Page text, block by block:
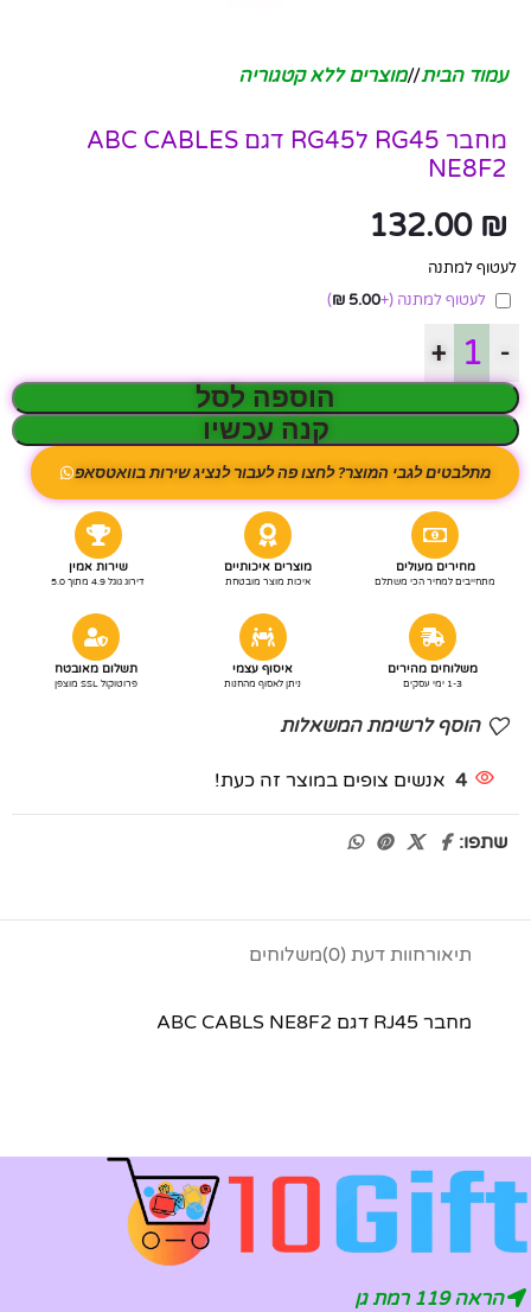
עמוד הבית/ מוצרים ללא קטגוריה
מחבר RG45 לRG45 דגם ABC CABLES
NE8F2
132.00 ₪
לעטוף למתנה
לעטוף למתנה (+
5.00
₪
)
-
+
הוספה לסל
קנה עכשיו
מתלבטים לגבי המוצר? לחצו פה לעבור לנציג שירות בוואטסאפ
מחירים מעולים
מתחייבים למחיר הכי משתלם
מוצרים איכותיים
איכות מוצר מובטחת
שירות אמין
דירוג גוגל 4.9 מתוך 5.0
משלוחים מהירים
1-3 ימי עסקים
איסוף עצמי
ניתן לאסוף מהחנות
תשלום מאובטח
פרוטוקול SSL מוצפן
הוסף לרשימת המשאלות
4 אנשים צופים במוצר זה כעת!
שתפו:
תיאורחוות דעת (0) משלוחים
מחבר RJ45 דגם ABC CABLS NE8F2
הראה 119 רמת גן